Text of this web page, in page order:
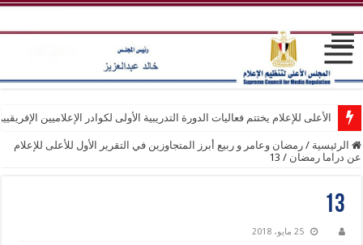
الأعلى للإعلام يختتم فعاليات الدورة التدريبية الأولى لكوادر الإعلاميين
الرئيسية / رمضان وعامر و ربيع أبرز المتجاوزين في التقرير الأول للأعلى للإعلام
عن دراما رمضان /
13
13
25 مايو، 2018